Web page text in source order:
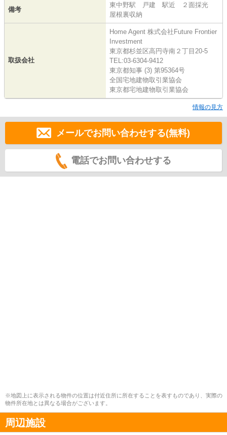
備考
東中野駅 戸建 駅近 ２面採光
屋根裏収納
取扱会社
Home Agent 株式会社Future Frontier
Investment
東京都杉並区高円寺南２丁目20-5
TEL:03-6304-9412
東京都知事 (3) 第95364号
全国宅地建物取引業協会
東京都宅地建物取引業協会
情報の見方
メールでお問い合わせする(無料)
電話でお問い合わせする
※地図上に表示される物件の位置は付近住所に所在することを表すものであり、実際の
物件所在地とは異なる場合がございます。
周辺施設